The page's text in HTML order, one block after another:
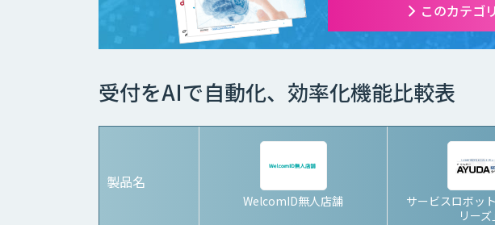
このカテゴ
受付をAIで自動化、効率化機能比較表
製品名
WelcomID無人店舗
サービスロボッ
リーズ」